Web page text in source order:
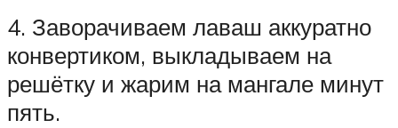
4. Заворачиваем лаваш аккуратно
конвертиком, выкладываем на
решётку и жарим на мангале минут
пять.